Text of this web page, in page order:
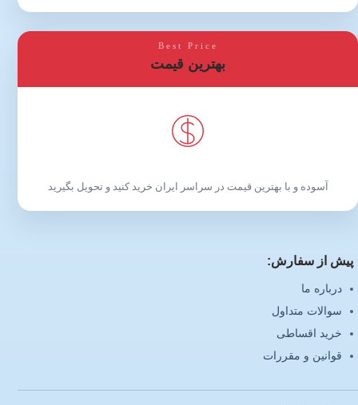
Best Price
بهترین قیمت
آسوده و با بهترین قیمت در سراسر ایران خرید کنید و تحویل بگیرید
پیش از سفارش:
درباره ما
سوالات متداول
خرید اقساطی
قوانین و مقررات